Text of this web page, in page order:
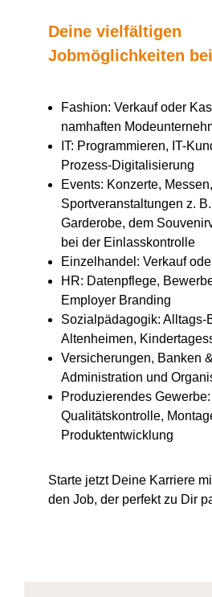
Deine vielfältigen
Jobmöglichkeiten
Fashion: Verkauf oder
namhaften
IT: Programmieren, IT-
Prozess-Digitalisierung
Events: Konzerte,
Sportveranstaltungen z.
Garderobe, dem
bei der Einlasskontrolle
Einzelhandel: Verkauf
HR: Datenpflege,
Employer Branding
Sozialpädagogik: Alltags-
Altenheimen,
Versicherungen, Banken
Administration und
Produzierendes Gewerbe:
Qualitätskontrolle,
Produktentwicklung
Starte jetzt Deine Karriere
den Job, der perfekt zu Dir